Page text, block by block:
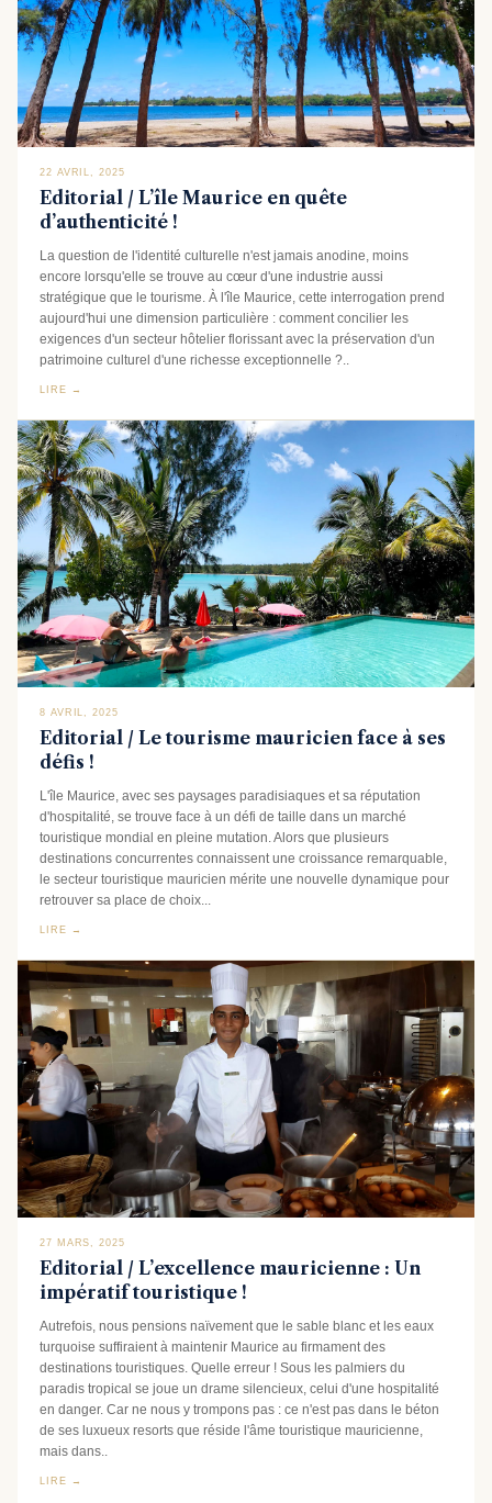
22 AVRIL, 2025
Editorial / L’île Maurice en quête
d’authenticité !
La question de l'identité culturelle n'est jamais anodine, moins
encore lorsqu'elle se trouve au cœur d'une industrie aussi
stratégique que le tourisme. À l'île Maurice, cette interrogation prend
aujourd'hui une dimension particulière : comment concilier les
exigences d'un secteur hôtelier florissant avec la préservation d'un
patrimoine culturel d'une richesse exceptionnelle ?..
LIRE →
8 AVRIL, 2025
Editorial / Le tourisme mauricien face à ses
défis !
L'île Maurice, avec ses paysages paradisiaques et sa réputation
d'hospitalité, se trouve face à un défi de taille dans un marché
touristique mondial en pleine mutation. Alors que plusieurs
destinations concurrentes connaissent une croissance remarquable,
le secteur touristique mauricien mérite une nouvelle dynamique pour
retrouver sa place de choix...
LIRE →
27 MARS, 2025
Editorial / L’excellence mauricienne : Un
impératif touristique !
Autrefois, nous pensions naïvement que le sable blanc et les eaux
turquoise suffiraient à maintenir Maurice au firmament des
destinations touristiques. Quelle erreur ! Sous les palmiers du
paradis tropical se joue un drame silencieux, celui d'une hospitalité
en danger. Car ne nous y trompons pas : ce n'est pas dans le béton
de ses luxueux resorts que réside l'âme touristique mauricienne,
mais dans..
LIRE →